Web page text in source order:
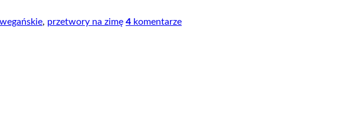
, przetwory na zimę 4 komentarze